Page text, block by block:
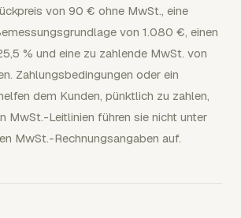
von 90 € ohne MwSt., eine
von 1.080 €, einen
% und eine zu zahlende MwSt. von
Zahlungsbedingungen oder ein
dem Kunden, pünktlich zu zahlen,
MwSt.-Leitlinien führen sie nicht unter
MwSt.-Rechnungsangaben auf.